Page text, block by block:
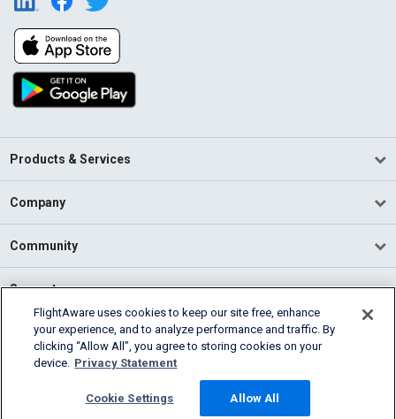
Products & Services
Company
Community
Support
English (USA)
2026 FlightAware
Cookie Settings
FlightAware uses cookies to keep our site free, enhance
your experience, and to analyze performance and traffic. By
clicking “Allow All”, you agree to storing cookies on your
device. Privacy Statement
Cookie Settings Allow All